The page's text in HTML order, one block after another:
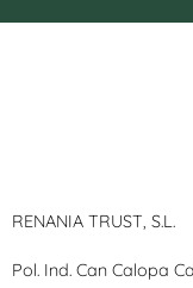
RENANIA TRUST, S.L.
Pol. Ind. Can Calopa